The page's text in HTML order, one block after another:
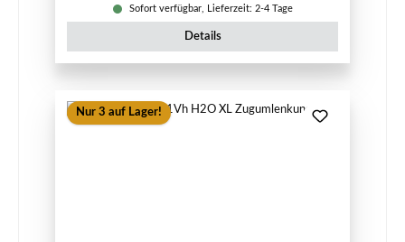
Sofort verfügbar, Lieferzeit: 2-4 Tage
Details
Nur 3 auf Lager!